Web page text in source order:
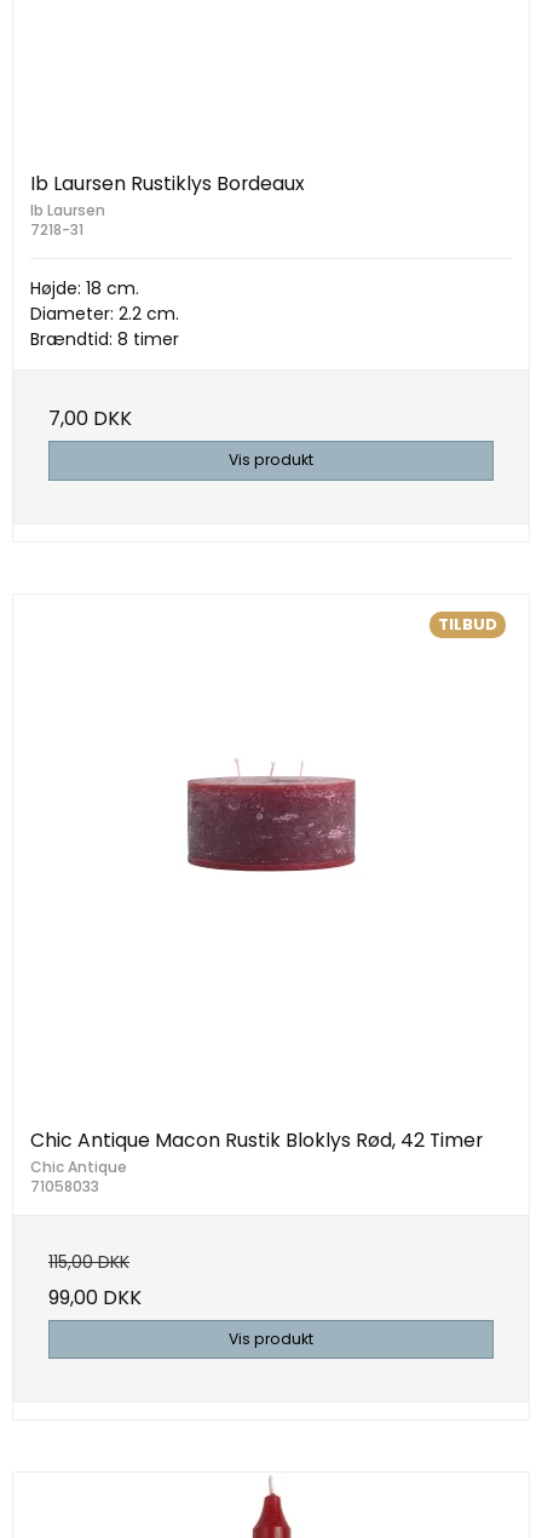
Ib Laursen Rustiklys Bordeaux
Ib Laursen
7218-31
Højde: 18 cm.
Diameter: 2.2 cm.
Brændtid: 8 timer
7,00 DKK
Vis produkt
TILBUD
Chic Antique Macon Rustik Bloklys Rød, 42 Timer
Chic Antique
71058033
115,00 DKK
99,00 DKK
Vis produkt